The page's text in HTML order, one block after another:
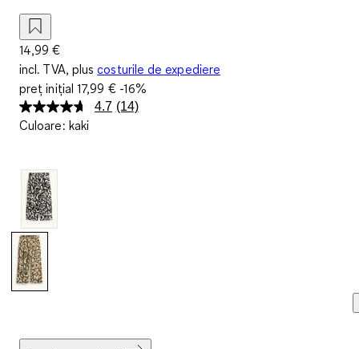
14,99 €
incl. TVA, plus costurile de expediere
preț inițial17,99 €-16%
4.7 Citiți
(14)
Culoare: kaki